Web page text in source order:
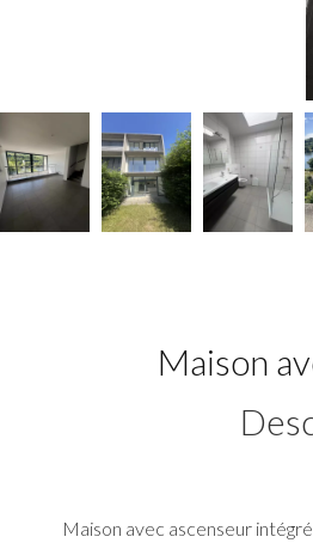
Maison
Maison avec ascenseur